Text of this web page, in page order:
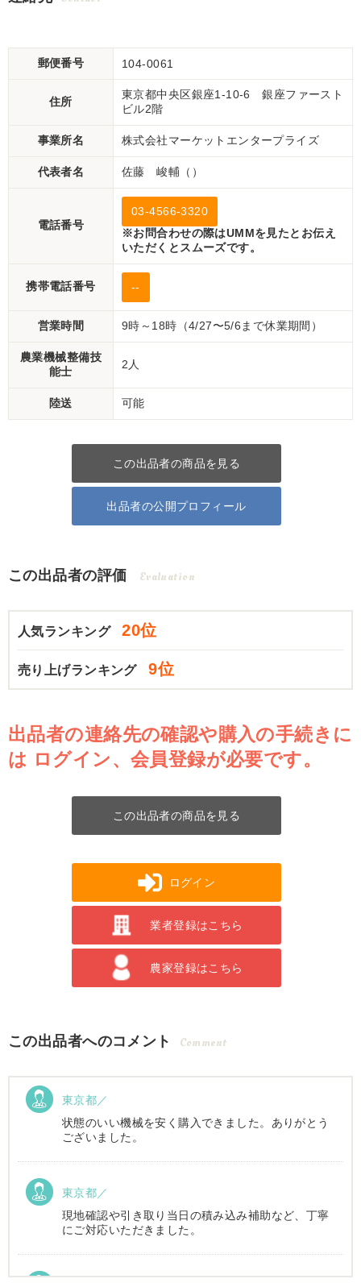
郵便番号 104-0061
住所
東京都中央区銀座1-10-6 銀座ファースト
ビル2階
事業所名 株式会社マーケットエンタープライズ
代表者名 佐藤 峻輔（）
電話番号
03-4566-3320
※お問合わせの際はUMMを見たとお伝え
いただくとスムーズです。
携帯電話番号 --
営業時間 9時～18時（4/27〜5/6まで休業期間）
農業機械整備技
能士
2人
陸送 可能
この出品者の商品を見る
出品者の公開プロフィール
この出品者の評価 Evaluation
人気ランキング 20位
売り上げランキング 9位
出品者の連絡先の確認や購入の手続きに
は ログイン、会員登録が必要です。
この出品者の商品を見る
ログイン
業者登録はこちら
農家登録はこちら
この出品者へのコメント Comment
東京都／
状態のいい機械を安く購入できました。ありがとう
ございました。
東京都／
現地確認や引き取り当日の積み込み補助など、丁寧
にご対応いただきました。